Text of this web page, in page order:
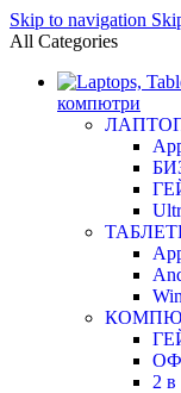
Skip to navigation
All Categories
компютри
2 в